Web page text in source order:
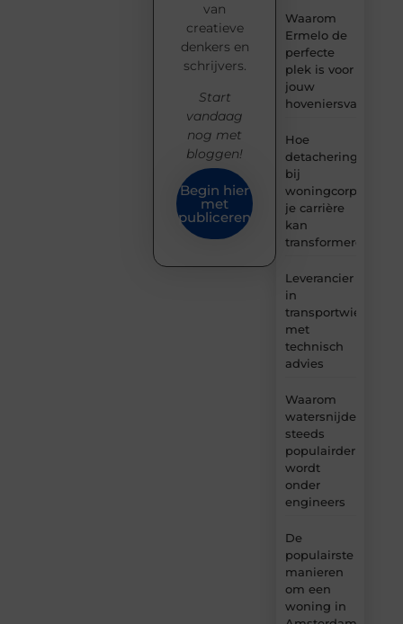
Waarom
Ermelo de
perfecte
plek is voor
jouw
Hoe
detachering
bij
woningcorporaties
je carrière
kan
transformeren
Leverancier
in
transportwielen
met
technisch
advies
Waarom
watersnijden
steeds
populairder
wordt
onder
engineers
De
populairste
manieren
om een
woning in
van
creatieve
denkers en
schrijvers.
Start
vandaag
nog met
bloggen!
Begin hier
met
publiceren